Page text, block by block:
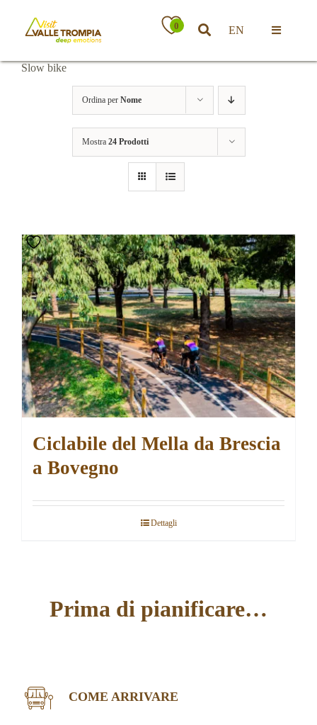
contenuto
0 EN
Toggle
Eventi
Slow bike
Ordina per Nome
Mostra 24 Prodotti
Ciclabile del Mella da Brescia
a Bovegno
Dettagli
Prima di pianificare…
COME ARRIVARE